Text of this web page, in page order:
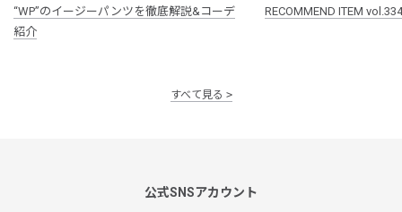
“WP”のイージーパンツを徹底解説&コーデ
紹介
RECOMMEND ITEM vol.334
すべて見る
公式SNSアカウント